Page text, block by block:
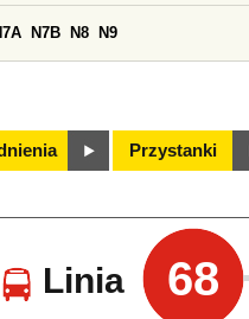
N7B N8 N9
Przystanki
Linia 68